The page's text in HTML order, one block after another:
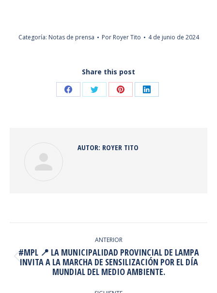
Categoría: Notas de prensa Por Royer Tito 4 de junio de 2024
Share this post
Share Share Share Share
AUTOR: ROYER TITO
PUBLICACIONES
ANTERIOR
Publicación
anterior:
#MPL 📍 LA MUNICIPALIDAD PROVINCIAL DE LAMPA
INVITA A LA MARCHA DE SENSILIZACIÓN POR EL DÍA
MUNDIAL DEL MEDIO AMBIENTE.